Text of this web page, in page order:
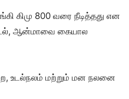
கிமு 800 வரை நீடித்தது என
ஆன்மாவை கையால
உடல்நலம் மற்றும் மன நலனை